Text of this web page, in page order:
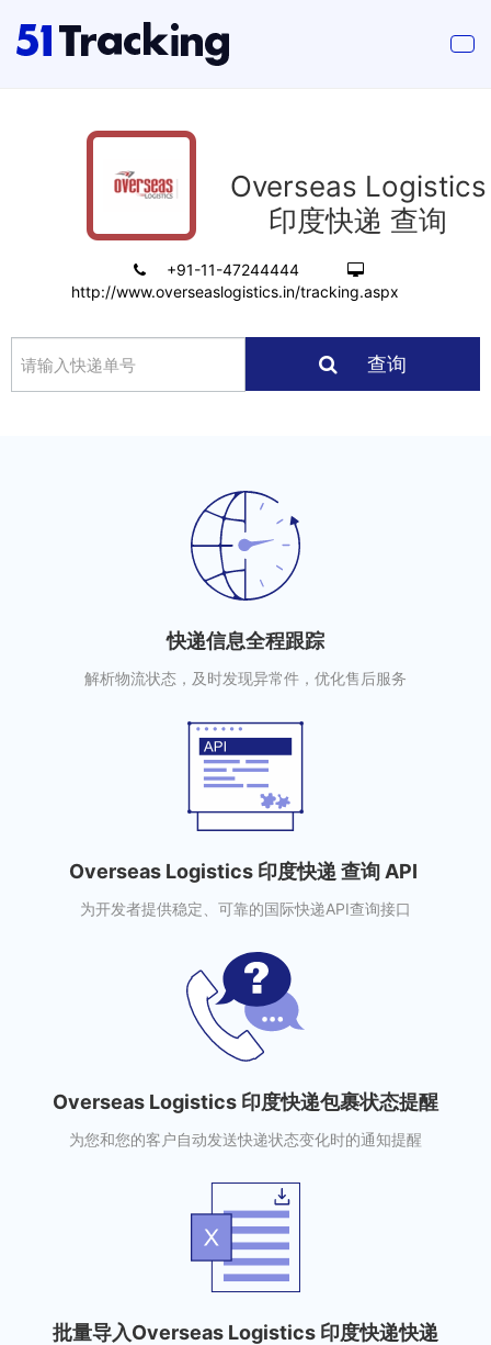
Overseas Logistics
印度快递 查询
+91-11-47244444
http://www.overseaslogistics.in/tracking.aspx
查询
快递信息全程跟踪
解析物流状态，及时发现异常件，优化售后服务
Overseas Logistics 印度快递 查询 API
为开发者提供稳定、可靠的国际快递API查询接口
Overseas Logistics 印度快递包裹状态提醒
为您和您的客户自动发送快递状态变化时的通知提醒
批量导入Overseas Logistics 印度快递快递